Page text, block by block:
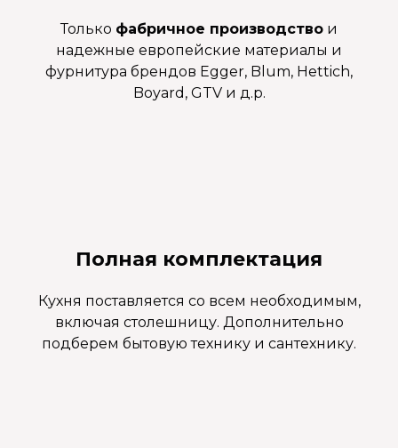
Только фабричное производство и
надежные европейские материалы и
фурнитура брендов Egger, Blum, Hettich,
Boyard, GTV и д.р.
Полная комплектация
Кухня поставляется со всем необходимым,
включая столешницу. Дополнительно
подберем бытовую технику и сантехнику.